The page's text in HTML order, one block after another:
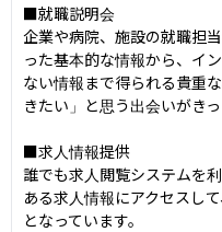
■就職説明会
企業や病院、施設の就職担
った基本的な情報から、イ
ない情報まで得られる貴重
きたい」と思う出会いがきっ
■求人情報提供
誰でも求人閲覧システムを
ある求人情報にアクセスし
となっています。